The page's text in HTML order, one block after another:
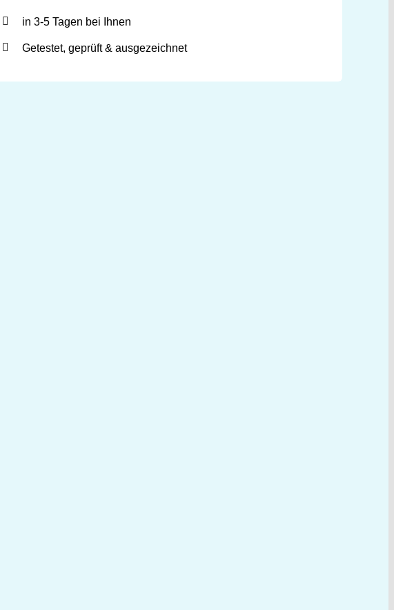
''Classic''
in 3-5 Tagen bei Ihnen
Getestet, geprüft & ausgezeichnet